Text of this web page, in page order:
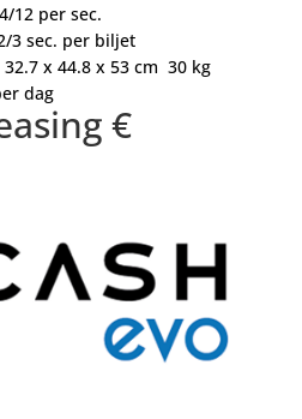
12 per sec.
3 sec. per biljet
x 44.8 x 53 cm 30 kg
dag
€